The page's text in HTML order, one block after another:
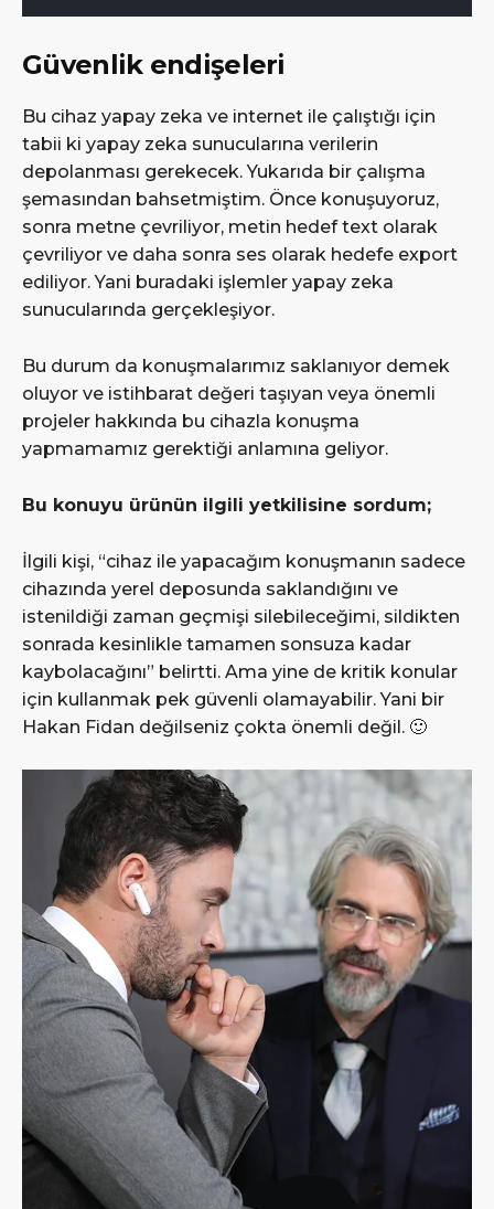
Güvenlik endişeleri
Bu cihaz yapay zeka ve internet ile çalıştığı için
tabii ki yapay zeka sunucularına verilerin
depolanması gerekecek. Yukarıda bir çalışma
şemasından bahsetmiştim. Önce konuşuyoruz,
sonra metne çevriliyor, metin hedef text olarak
çevriliyor ve daha sonra ses olarak hedefe export
ediliyor. Yani buradaki işlemler yapay zeka
sunucularında gerçekleşiyor.
Bu durum da konuşmalarımız saklanıyor demek
oluyor ve istihbarat değeri taşıyan veya önemli
projeler hakkında bu cihazla konuşma
yapmamamız gerektiği anlamına geliyor.
Bu konuyu ürünün ilgili yetkilisine sordum;
İlgili kişi, “cihaz ile yapacağım konuşmanın sadece
cihazında yerel deposunda saklandığını ve
istenildiği zaman geçmişi silebileceğimi, sildikten
sonrada kesinlikle tamamen sonsuza kadar
kaybolacağını” belirtti. Ama yine de kritik konular
için kullanmak pek güvenli olamayabilir. Yani bir
Hakan Fidan değilseniz çokta önemli değil. 🙂